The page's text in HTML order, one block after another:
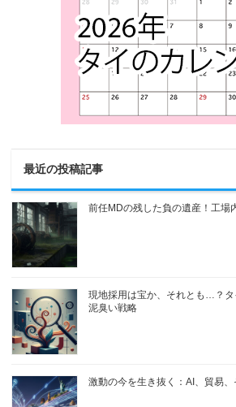
最近の投稿記事
前任MDの残した負の遺産！工場
現地採用は宝か、それとも…？
泥臭い戦略
激動の今を生き抜く：AI、貿易